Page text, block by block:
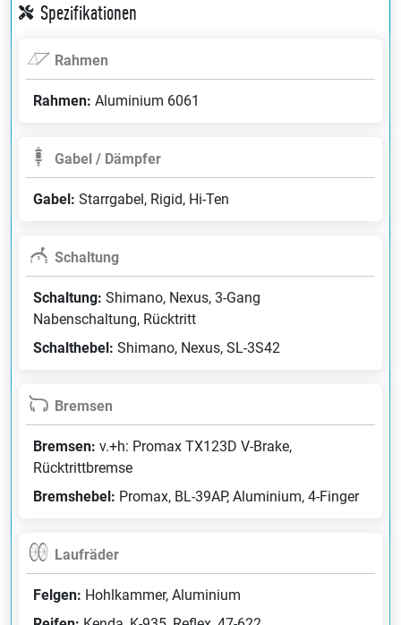
Spezifikationen
Rahmen
Rahmen: Aluminium 6061
Gabel / Dämpfer
Gabel: Starrgabel, Rigid, Hi-Ten
Schaltung
Schaltung: Shimano, Nexus, 3-Gang
Nabenschaltung, Rücktritt
Schalthebel: Shimano, Nexus, SL-3S42
Bremsen
Bremsen: v.+h: Promax TX123D V-Brake,
Rücktrittbremse
Bremshebel: Promax, BL-39AP, Aluminium, 4-Finger
Laufräder
Felgen: Hohlkammer, Aluminium